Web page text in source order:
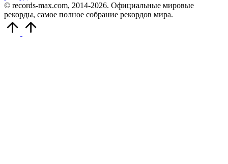
© records-max.com, 2014-2026. Официальные мировые
рекорды, самое полное собрание рекордов мира.